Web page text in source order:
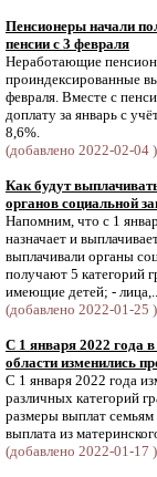
Пенсионеры начали
пенсии с 3 февраля
Неработающие
проиндексированные
февраля. Вместе с
доплату за январь с
8,6%.
(добавлено 2022-02-04 )
Как будут
органов социальной
Напомним, что с 1
назначает и
выплачивали органы
получают 5 категорий
имеющие детей; -
(добавлено 2022-01-25 )
С 1 января 2022 года
области изменились
С 1 января 2022 года
различных категорий
размеры выплат
выплата из
(добавлено 2022-01-17 )